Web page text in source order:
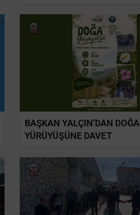
BAŞKAN YALÇIN’DAN DOĞA
YÜRÜYÜŞÜNE DAVET